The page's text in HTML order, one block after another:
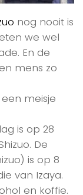
nog nooit is
we wel
En de
mens zo
meisje
is op 28
De
is op 8
van Izaya.
en koffie.